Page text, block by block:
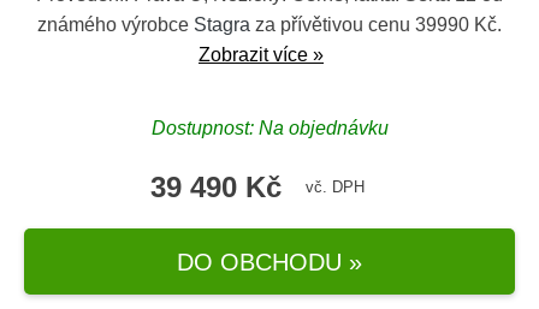
známého výrobce Stagra za přívětivou cenu 39990 Kč.
Zobrazit více »
Dostupnost: Na objednávku
39 490 Kč vč. DPH
DO OBCHODU »